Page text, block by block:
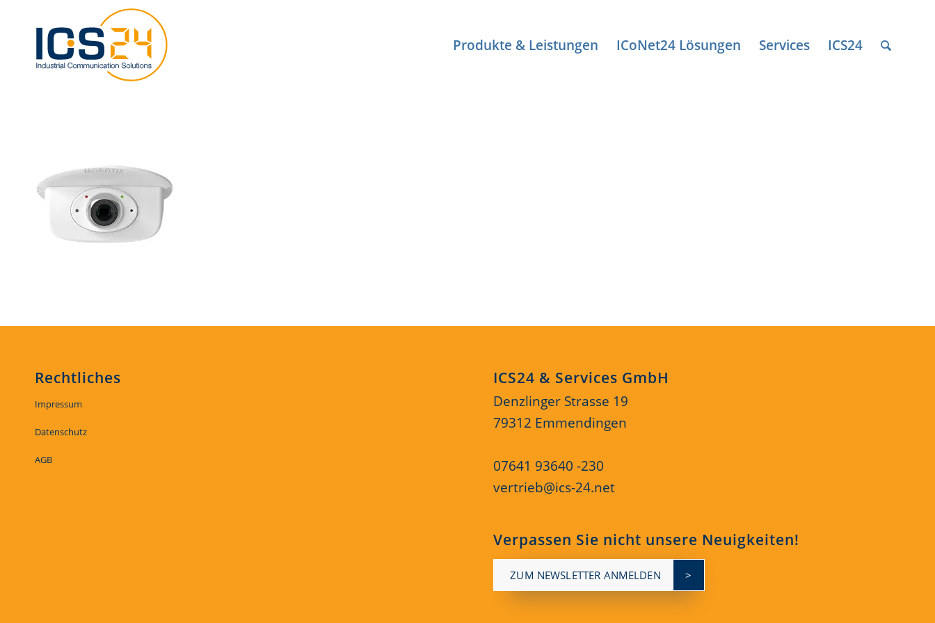
Produkte & Leistungen ICoNet24 Lösungen Services ICS24
Rechtliches
Impressum
Datenschutz
AGB
ICS24 & Services GmbH
Denzlinger Strasse 19
79312 Emmendingen
07641 93640 -230
vertrieb@ics-24.net
Verpassen Sie nicht unsere Neuigkeiten!
ZUM NEWSLETTER ANMELDEN